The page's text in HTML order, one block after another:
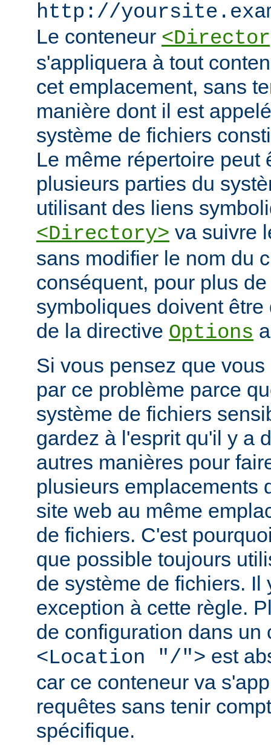
http://
Le conteneur
s'appliquera à tout
cet emplacement, sans
manière dont il est
système de fichiers
Le même répertoire peut
plusieurs parties du
utilisant des liens
<Directory> va suivre
sans modifier le nom du
conséquent, pour plus
symboliques doivent
de la directive Options
Si vous pensez que
par ce problème parce
système de fichiers
gardez à l'esprit qu'il y a
autres manières pour
plusieurs emplacements
site web au même
de fichiers. C'est
que possible toujours
de système de fichiers. Il
exception à cette règle.
de configuration dans un
<Location "/"> est
car ce conteneur va
requêtes sans tenir
spécifique.